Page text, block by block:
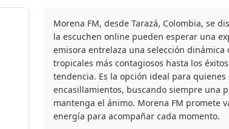
Morena FM, desde Tarazá, Colombia, se
la escuchen online pueden esperar una
emisora entrelaza una selección
tropicales más contagiosos hasta los
tendencia. Es la opción ideal para
encasillamientos, buscando siempre una
mantenga el ánimo. Morena FM promete
energía para acompañar cada momento.